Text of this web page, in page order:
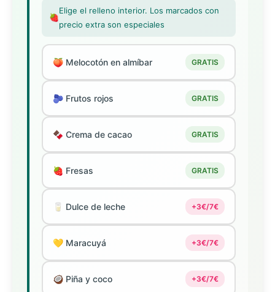
🍓
Elige el relleno interior. Los marcados con
precio extra son especiales
🍑 Melocotón en almíbar GRATIS
🫐 Frutos rojos GRATIS
🍫 Crema de cacao GRATIS
🍓 Fresas GRATIS
🥛 Dulce de leche +3€/7€
💛 Maracuyá +3€/7€
🥥 Piña y coco +3€/7€